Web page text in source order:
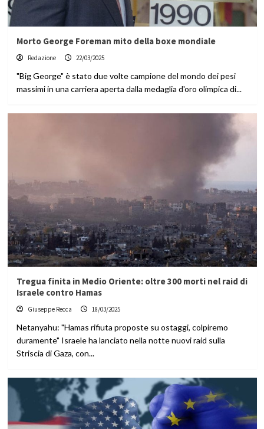
Morto George Foreman mito della boxe mondiale
Redazione 22/03/2025
"Big George" è stato due volte campione del mondo dei pesi
massimi in una carriera aperta dalla medaglia d'oro olimpica di...
Tregua finita in Medio Oriente: oltre 300 morti nel raid di
Israele contro Hamas
Giuseppe Recca 18/03/2025
Netanyahu: "Hamas rifiuta proposte su ostaggi, colpiremo
duramente" Israele ha lanciato nella notte nuovi raid sulla
Striscia di Gaza, con...